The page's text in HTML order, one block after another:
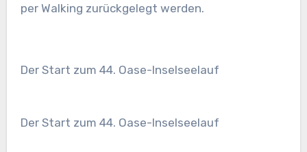
per Walking zurückgelegt werden.
Der Start zum 44. Oase-Inselseelauf
Der Start zum 44. Oase-Inselseelauf